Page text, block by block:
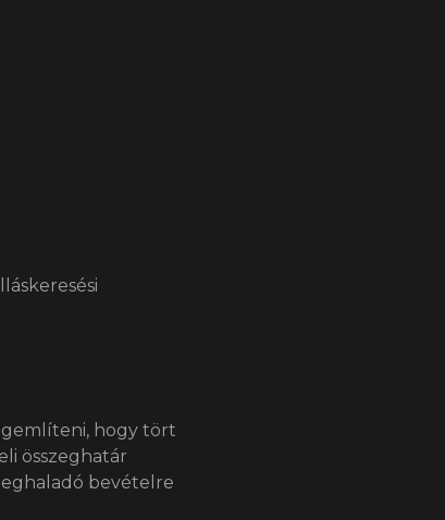
hogy tört
összeghatár
bevételre